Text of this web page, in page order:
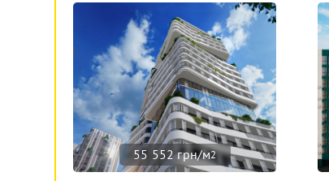
55 552 грн/м2